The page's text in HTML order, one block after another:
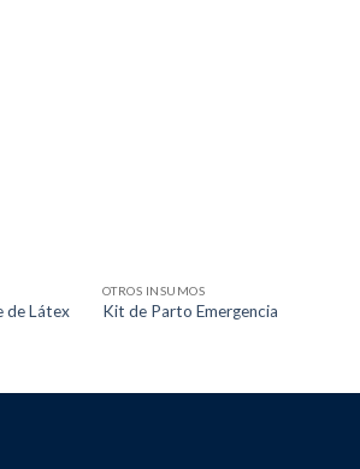
de Látex
OTROS INSUMOS
Kit de Parto Emergencia